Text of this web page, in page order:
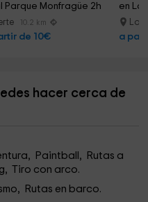
Parque Monfragüe 2h
10.2 km
de 10€
en La
a
hacer cerca de
Paintball, Rutas a
Tiro con arco.
Rutas en barco.